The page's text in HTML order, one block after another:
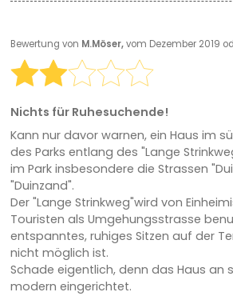
Bewertung von M.Möser,vom Dezember 2019
Nichts für Ruhesuchende!
Kann nur davor warnen, ein Haus im
des Parks entlang des "Lange
im Park insbesondere die Strassen
"Duinzand".
Der "Lange Strinkweg"wird von
Touristen als Umgehungsstrasse
entspanntes, ruhiges Sitzen auf der
nicht möglich ist.
Schade eigentlich, denn das Haus an
modern eingerichtet.